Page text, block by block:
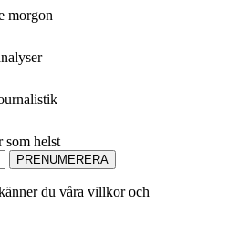
morgon
som helst
PRENUMERERA
du våra villkor och